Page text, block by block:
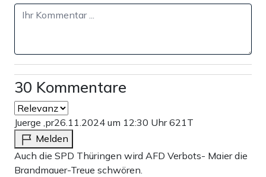
30 Kommentare
Juerge ,pr26.11.2024 um 12:30 Uhr621T
Melden
Auch die SPD Thüringen wird AFD Verbots- Maier die
Brandmauer-Treue schwören.